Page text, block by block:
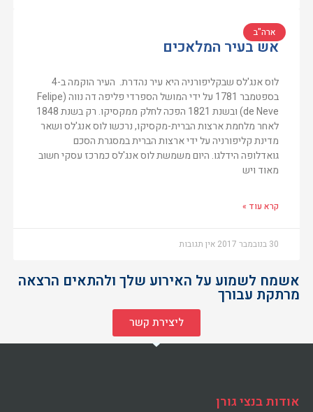
ארה"ב
אש בעיר המלאכים
לוס אנג'לס שבקליפורניה היא עיר נהדרת. העיר הוקמה ב-4
בספטמבר 1781 על ידי המושל הספרדי פליפה דה נווה (Felipe
de Neve) ובשנת 1821 הפכה לחלק ממקסיקו. רק בשנת 1848
לאחר מלחמת ארצות הברית-מקסיקו, נרכשו לוס אנג'לס ושאר
מדינת קליפורניה על ידי ארצות הברית במסגרת הסכם
גואדלופה הידלגו. היום משמשת לוס אנג'לס כמרכז עסקי חשוב
מאוד ויש
קרא עוד »
30 בנובמבר 2017 אין תגובות
אשמח לשמוע על האירוע שלך ולהתאים הרצאה
מרתקת עבורך
ליצירת קשר
אודות בנצי גורן